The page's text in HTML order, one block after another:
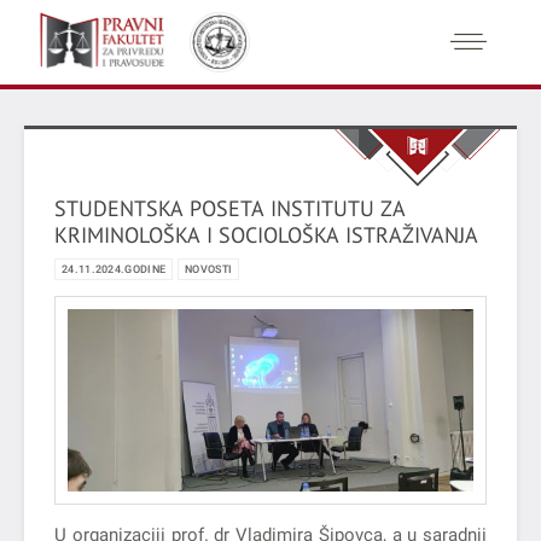
STUDENTSKA POSETA INSTITUTU ZA
KRIMINOLOŠKA I SOCIOLOŠKA ISTRAŽIVANJA
24.11.2024.GODINE NOVOSTI
U organizaciji prof. dr Vladimira Šipovca, a u saradnji